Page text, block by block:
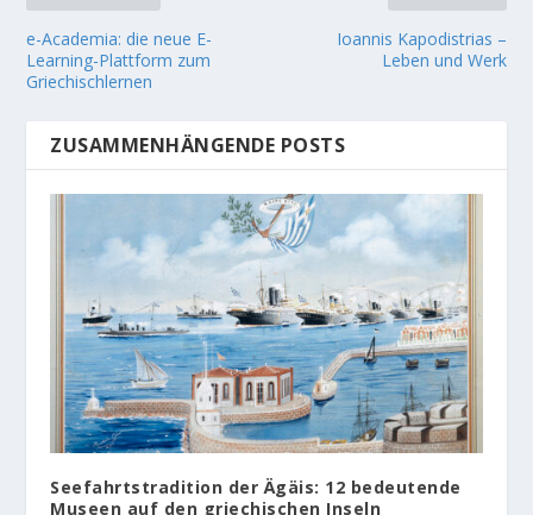
e-Academia: die neue E-
Learning-Plattform zum
Griechischlernen
Ioannis Kapodistrias –
Leben und Werk
ZUSAMMENHÄNGENDE POSTS
Seefahrtstradition der Ägäis: 12 bedeutende
Museen auf den griechischen Inseln